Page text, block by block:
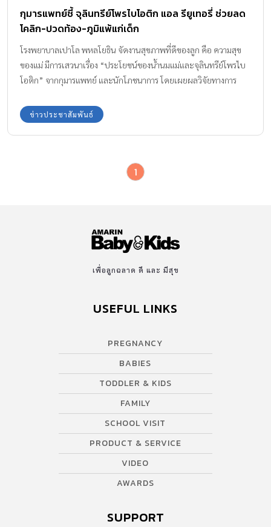
กุมารแพทย์ชี้ จุลินทรีย์โพรไบโอติก แอล รียูเทอรี่ ช่วยลด
โคลิก-ปวดท้อง-ภูมิแพ้แก่เด็ก
โรงพยาบาลเปาโล พหลโยธิน จัดงานสุขภาพที่ดีของลูก คือ ความสุข
ของแม่ มีการเสวนาเรื่อง “ประโยชน์ของน้ำนมแม่และจุลินทรีย์โพรไบ
โอติก” จากกุมารแพทย์ และนักโภชนาการ โดยเผยผลวิจัยทางการ
เทอรี่) ช่วยบรรเทาอาการโคลิก ท้องผูก ท้องเสีย ลดความถี่และความ
รุนแรงของอาการปวดท้อง ลดการสำรอกนม ภูมิแพ้ และมีส่วนช่วยลด
รัตน์ พงศ์พฤกษา กุมารแพทย์ผู้เชี่ยวชาญโรคภูมิแพ้ หอบหืด และ
แต่ละสปีชีส์ก็อาจจะอยู่ในบริเวณที่แตกต่างกัน โดยมีหน้าที่ช่วยสร้าง
วิตามิน เช่น วิตามิน K ช่วยย่อยและดูดซึมอาหาร ช่วยยับยั้งเชื้อโรค
และช่วยทำให้เรามีภูมิคุ้มกันที่ดี โดยสำหรับเด็กทารกก่อนคลอดจะอยู่
ในภาวะปราศจากเชื้อในถุงน้ำคร่ำ จนเมื่อคลอด ถุงน้ำคร่ำแตก เด็กก็
คุณแม่ เช่น จุลินทรีย์แล็กโตบาซิลลัส เข้าไปในร่างกาย […]
ข่าวประชาสัมพันธ์
1
เพื่อลูกฉลาด ดี และ มีสุข
USEFUL LINKS
PREGNANCY
BABIES
TODDLER & KIDS
FAMILY
SCHOOL VISIT
PRODUCT & SERVICE
VIDEO
AWARDS
SUPPORT